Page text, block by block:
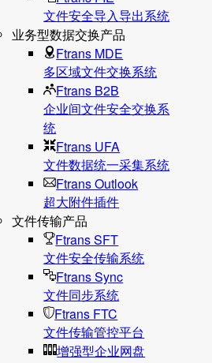
文件安全导入导出系统
业务型数据交换产品
Ftrans MDE
多区域文件交换系统
Ftrans B2B
企业间文件安全交换系
统
Ftrans UFA
文件数据统⼀采集系统
Ftrans Outlook
超大附件插件
文件传输产品
Ftrans SFT
文件安全传输系统
Ftrans Sync
文件同步系统
Ftrans FTC
文件传输管控平台
增强型企业网盘